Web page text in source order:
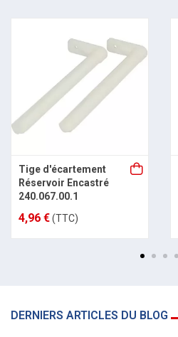
Tige d'écartement
Réservoir Encastré
240.067.00.1
4,96 €(TTC)
DERNIERS ARTICLES DU BLOG